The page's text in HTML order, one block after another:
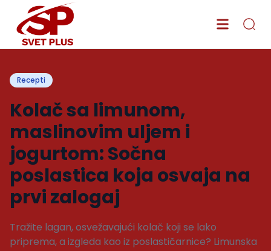
Recepti
Kolač sa limunom,
maslinovim uljem i
jogurtom: Sočna
poslastica koja osvaja na
prvi zalogaj
Tražite lagan, osvežavajući kolač koji se lako
priprema, a izgleda kao iz poslastičarnice? Limunska